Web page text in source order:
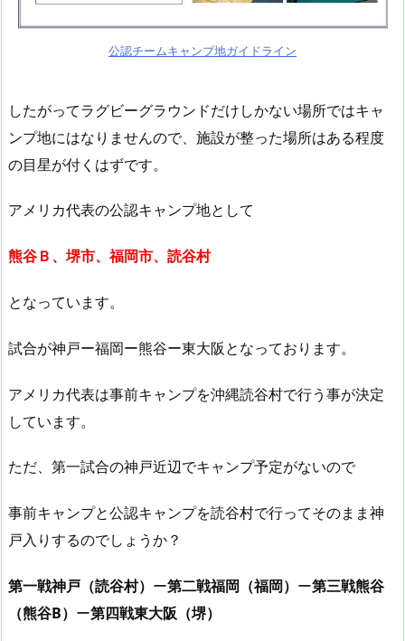
公認チームキャンプ地ガイドライン
したがってラグビーグラウンドだけしかない場所ではキャ
ンプ地にはなりませんので、施設が整った場所はある程度
の目星が付くはずです。
アメリカ代表の公認キャンプ地として
熊谷Ｂ、堺市、福岡市、読谷村
となっています。
試合が神戸ー福岡ー熊谷ー東大阪となっております。
アメリカ代表は事前キャンプを沖縄読谷村で行う事が決定
しています。
ただ、第一試合の神戸近辺でキャンプ予定がないので
事前キャンプと公認キャンプを読谷村で行ってそのまま神
戸入りするのでしょうか？
第一戦神戸（読谷村） ー第二戦福岡（福岡） ー第三戦熊谷
（熊谷B） ー第四戦東大阪（堺）